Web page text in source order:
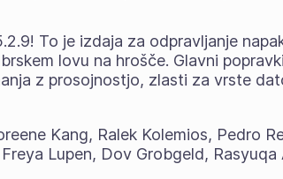
To je izdaja za odpravljanje
lovu na hrošče. Glavni
z prosojnostjo, zlasti za vrste
Kang, Ralek Kolemios, Pedro
Lupen, Dov Grobgeld, Rasyuqa